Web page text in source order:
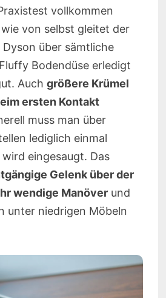
vollkommen
von selbst gleitet der
über sämtliche
Bodendüse erledigt
Auch größere Krümel
ersten Kontakt
muss man über
lediglich einmal
eingesaugt. Das
Gelenk über der
wendige Manöverund
unter niedrigen Möbeln